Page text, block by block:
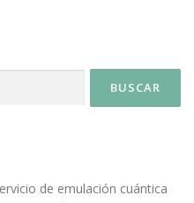
de emulación cuántica